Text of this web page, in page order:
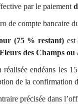
par le paiement
de compte bancaire
(75 % restant)
des Champs ou
réalisée endéans les
de la confirmation
précisée dans